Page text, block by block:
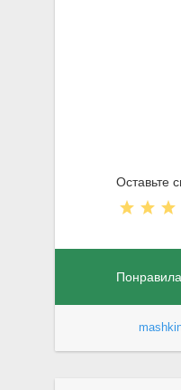
Оставьте